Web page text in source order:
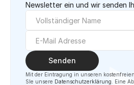
Newsletter ein und wir senden
Senden
Mit der Eintragung in unseren
SIe unsere Datenschutzerklärung . Eine